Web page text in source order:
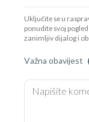
Uključite se u
ponudite svoj
zanimljiv dijalog i
Važna obavijest